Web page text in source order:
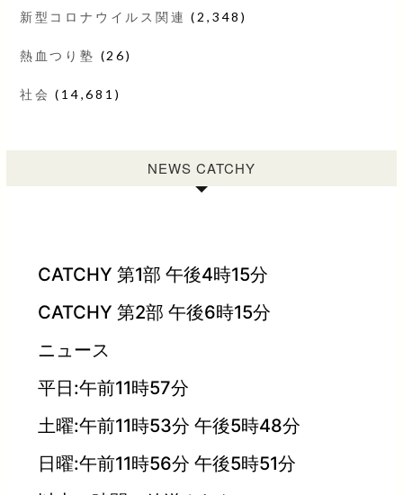
新型コロナウイルス関連 (2,348)
熱血つり塾 (26)
社会 (14,681)
NEWS CATCHY
CATCHY 第1部 午後4時15分
CATCHY 第2部 午後6時15分
ニュース
平日:午前11時57分
土曜:午前11時53分 午後5時48分
日曜:午前11時56分 午後5時51分